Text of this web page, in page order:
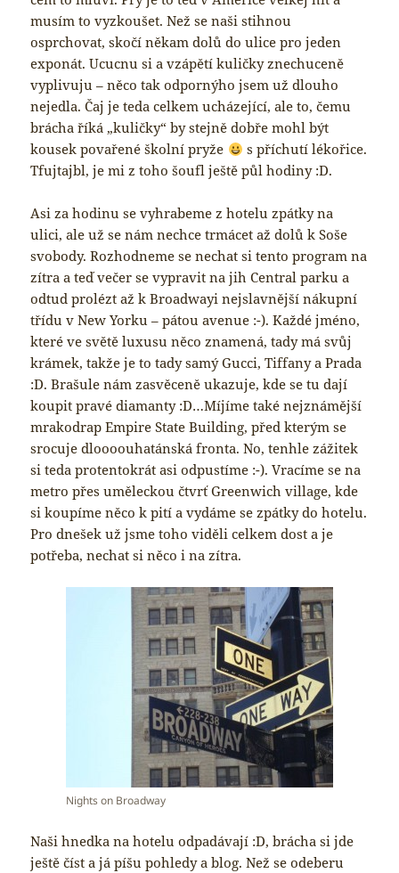
musím to vyzkoušet. Než se naši stihnou
osprchovat, skočí někam dolů do ulice pro jeden
exponát. Ucucnu si a vzápětí kuličky znechuceně
vyplivuju – něco tak odpornýho jsem už dlouho
nejedla. Čaj je teda celkem ucházející, ale to, čemu
brácha říká „kuličky“ by stejně dobře mohl být
kousek povařené školní pryže
s příchutí lékořice.
Tfujtajbl, je mi z toho šoufl ještě půl hodiny :D.
Asi za hodinu se vyhrabeme z hotelu zpátky na
ulici, ale už se nám nechce trmácet až dolů k Soše
svobody. Rozhodneme se nechat si tento program na
zítra a teď večer se vypravit na jih Central parku a
odtud prolézt až k Broadwayi nejslavnější nákupní
třídu v New Yorku – pátou avenue :-). Každé jméno,
které ve světě luxusu něco znamená, tady má svůj
krámek, takže je to tady samý Gucci, Tiffany a Prada
:D. Brašule nám zasvěceně ukazuje, kde se tu dají
koupit pravé diamanty :D…Míjíme také nejznámější
mrakodrap Empire State Building, před kterým se
srocuje dloooouhatánská fronta. No, tenhle zážitek
si teda protentokrát asi odpustíme :-). Vracíme se na
metro přes uměleckou čtvrť Greenwich village, kde
si koupíme něco k pití a vydáme se zpátky do hotelu.
Pro dnešek už jsme toho viděli celkem dost a je
potřeba, nechat si něco i na zítra.
Nights on Broadway
Naši hnedka na hotelu odpadávají :D, brácha si jde
ještě číst a já píšu pohledy a blog. Než se odeberu